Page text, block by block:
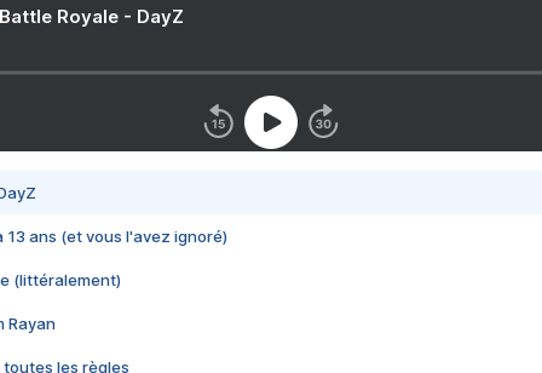
Royale - DayZ
13 ans (et vous l'avez ignoré)
(littéralement)
Rayan
toutes les règles